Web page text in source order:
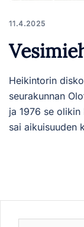
11.4.2025
Heikintorin
seurakunnan
ja 1976 se olikin
sai aikuisuuden